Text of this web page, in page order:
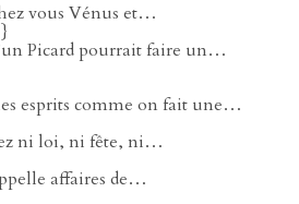
vous Vénus et…
Picard pourrait faire un…
esprits comme on fait une…
ni loi, ni fête, ni…
affaires de…